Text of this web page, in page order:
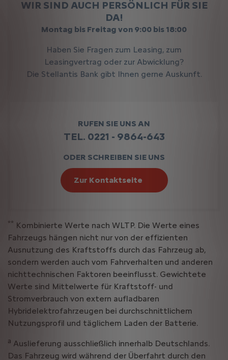
WIR SIND AUCH PERSÖNLICH FÜR SIE
DA!
Montag bis Freitag von 9:00 bis 18:00
Haben Sie Fragen zum Leasing, zum
Leasingvertrag oder zur Abwicklung?
Die Stellantis Bank gibt Ihnen gerne Auskunft.
RUFEN SIE UNS AN
TEL. 0221 - 9864-643
ODER SCHREIBEN SIE UNS
Zur Kontaktseite
** Kombinierte Werte nach WLTP. Die Werte eines
Fahrzeugs hängen nicht nur von der effizienten
Ausnutzung des Kraftstoffs durch das Fahrzeug ab,
sondern werden auch vom Fahrverhalten und anderen
nichttechnischen Faktoren beeinflusst. Gewichtete
Werte sind Mittelwerte für Kraftstoff- und
Stromverbrauch von extern aufladbaren
Hybridelektrofahrzeugen bei durchschnittlichem
Nutzungsprofil und täglichem Laden der Batterie.
a Auslieferung ausschließlich innerhalb Deutschlands.
Das Fahrzeug wird während der Überfahrt durch den